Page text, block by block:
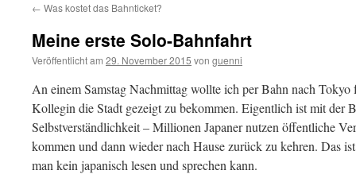
← Was kostet das Bahnticket?
Meine erste Solo-Bahnfahrt
Veröffentlicht am 29. November 2015 von guenni
An einem Samstag Nachmittag wollte ich per Bahn nach Tokyo
Kollegin die Stadt gezeigt zu bekommen. Eigentlich ist mit der
Selbstverständlichkeit – Millionen Japaner nutzen öffentliche
kommen und dann wieder nach Hause zurück zu kehren. Das
man kein japanisch lesen und sprechen kann.